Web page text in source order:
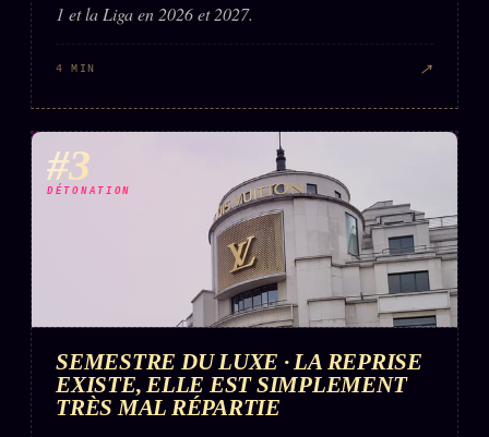
1 et la Liga en 2026 et 2027.
4 MIN ↗
#3
DÉTONATION
SEMESTRE DU LUXE · LA REPRISE
EXISTE, ELLE EST SIMPLEMENT
TRÈS MAL RÉPARTIE